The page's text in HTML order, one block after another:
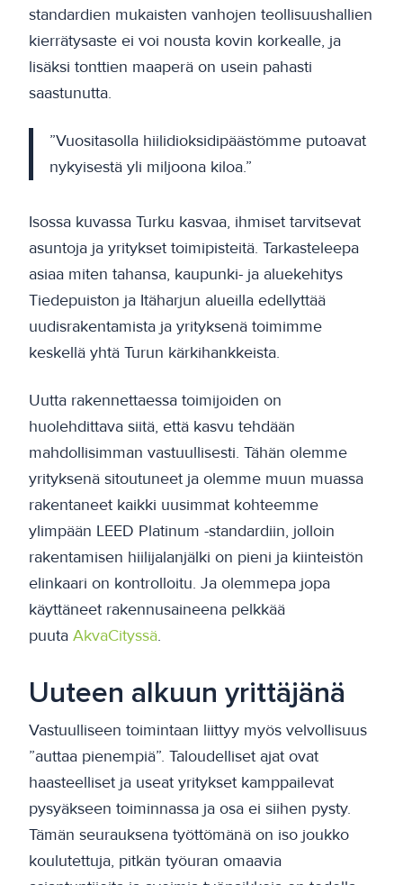
standardien mukaisten vanhojen teollisuushallien
kierrätysaste ei voi nousta kovin korkealle, ja
lisäksi tonttien maaperä on usein pahasti
saastunutta.
”Vuositasolla hiilidioksidipäästömme putoavat
nykyisestä yli miljoona kiloa.”
Isossa kuvassa Turku kasvaa, ihmiset tarvitsevat
asuntoja ja yritykset toimipisteitä. Tarkasteleepa
asiaa miten tahansa, kaupunki- ja aluekehitys
Tiedepuiston ja Itäharjun alueilla edellyttää
uudisrakentamista ja yrityksenä toimimme
keskellä yhtä Turun kärkihankkeista.
Uutta rakennettaessa toimijoiden on
huolehdittava siitä, että kasvu tehdään
mahdollisimman vastuullisesti. Tähän olemme
yrityksenä sitoutuneet ja olemme muun muassa
rakentaneet kaikki uusimmat kohteemme
ylimpään LEED Platinum -standardiin, jolloin
rakentamisen hiilijalanjälki on pieni ja kiinteistön
elinkaari on kontrolloitu. Ja olemmepa jopa
käyttäneet rakennusaineena pelkkää
puuta AkvaCityssä.
Uuteen alkuun yrittäjänä
Vastuulliseen toimintaan liittyy myös velvollisuus
”auttaa pienempiä”. Taloudelliset ajat ovat
haasteelliset ja useat yritykset kamppailevat
pysyäkseen toiminnassa ja osa ei siihen pysty.
Tämän seurauksena työttömänä on iso joukko
koulutettuja, pitkän työuran omaavia